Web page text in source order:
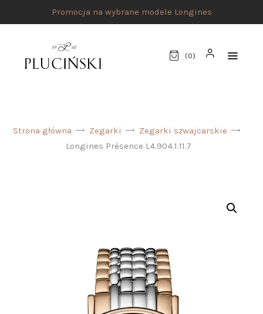
Promocja na wybrane modele Longines
(0)
UMÓW SPOTKANIE
AKCESORIA
SERWIS
Strona główna Zegarki
Zegarki szwajcarskie
Longines Présence L4.904.1.11.7